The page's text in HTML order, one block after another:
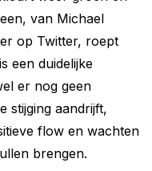
van Michael
op Twitter, roept
een duidelijke
er nog geen
stijging aandrijft,
flow en wachten
brengen.